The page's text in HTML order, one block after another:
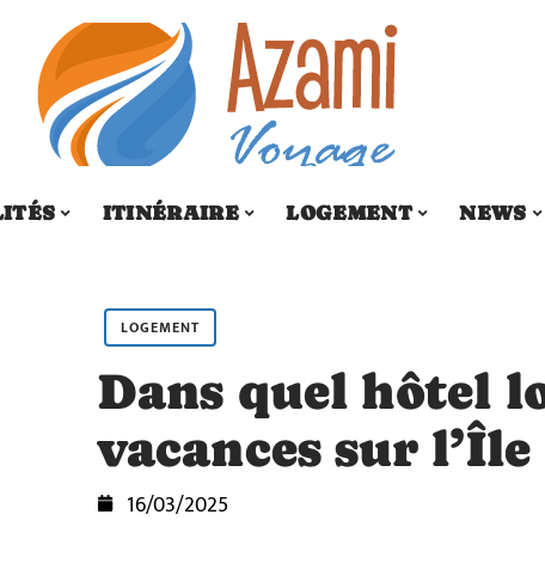
ITINÉRAIRE LOGEMENT NEWS
LOGEMENT
Dans quel hôtel
vacances sur l’Île
16/03/2025